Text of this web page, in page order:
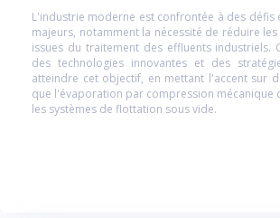
L'industrie moderne est confrontée à des défis
majeurs, notamment la nécessité de réduire les
issues du traitement des effluents industriels.
des technologies innovantes et des
atteindre cet objectif, en mettant l'accent sur
que l'évaporation par compression mécanique
les systèmes de flottation sous vide.